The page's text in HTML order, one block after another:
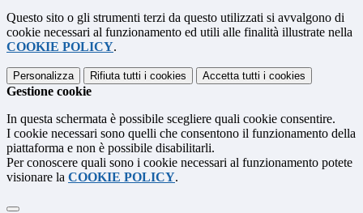
Questo sito o gli strumenti terzi da questo utilizzati si avvalgono di
cookie necessari al funzionamento ed utili alle finalità illustrate nella
COOKIE POLICY.
Personalizza Rifiuta tutti i cookies Accetta tutti i cookies
Gestione cookie
In questa schermata è possibile scegliere quali cookie consentire.
I cookie necessari sono quelli che consentono il funzionamento della
piattaforma e non è possibile disabilitarli.
Per conoscere quali sono i cookie necessari al funzionamento potete
visionare la COOKIE POLICY.